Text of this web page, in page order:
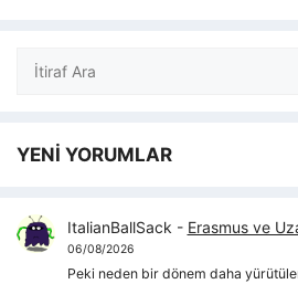
Ara
YENİ YORUMLAR
ItalianBallSack - Erasmus ve
06/08/2026
Peki neden bir dönem daha